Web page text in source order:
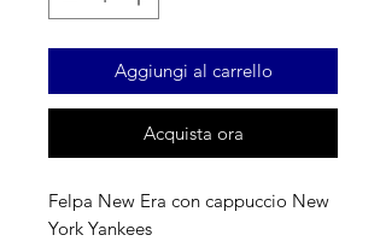
Aggiungi al carrello
Acquista ora
Felpa New Era con cappuccio New
York Yankees